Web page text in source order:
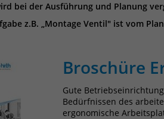
bei der Ausführung und Planung
z.B. „Montage Ventil" ist vom
Broschüre
Gute
Bedürfnissen des
ergonomische